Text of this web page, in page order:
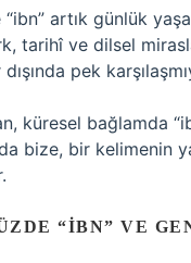
“ibn” artık günlük
tarihî ve dilsel
pek
küresel bağlamda
bize, bir kelimenin
“İBN” VE